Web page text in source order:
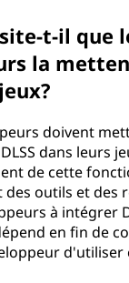
t-il que
la
doivent
dans leurs
de cette
outils et des
à intégrer
en fin de
d'utiliser